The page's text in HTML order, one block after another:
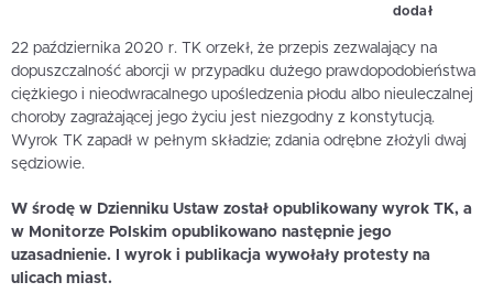
dodał
22 października 2020 r. TK orzekł, że przepis zezwalający na
dopuszczalność aborcji w przypadku dużego prawdopodobieństwa
ciężkiego i nieodwracalnego upośledzenia płodu albo nieuleczalnej
choroby zagrażającej jego życiu jest niezgodny z konstytucją.
Wyrok TK zapadł w pełnym składzie; zdania odrębne złożyli dwaj
sędziowie.
W środę w Dzienniku Ustaw został opublikowany wyrok TK, a
w Monitorze Polskim opublikowano następnie jego
uzasadnienie. I wyrok i publikacja wywołały protesty na
ulicach miast.